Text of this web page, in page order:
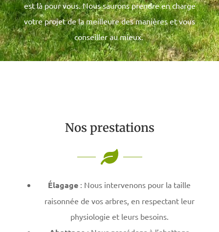
est là pour vous. Nous saurons prendre en charge
votre projet de la meilleure des manières et vous
conseiller au mieux.
Nos prestations
Élagage : Nous intervenons pour la taille
raisonnée de vos arbres, en respectant leur
physiologie et leurs besoins.